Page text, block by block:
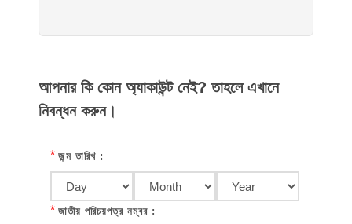
আপনার কি কোন অ্যাকাউন্ট নেই? তাহলে এখানে
নিবন্ধন করুন।
* জন্ম তারিখ :
* জাতীয় পরিচয়পত্র নম্বর :